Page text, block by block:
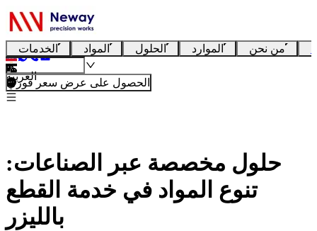
الخدمات المواد الحلول الموارد من نحن
العربية
الحصول على عرض سعر فوري
حلول مخصصة عبر الصناعات:
تنوع المواد في خدمة القطع
بالليزر